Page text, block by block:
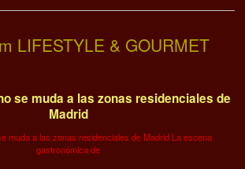
LIFESTYLE & GOURMET
se muda a las zonas residenciales de
Madrid
muda a las zonas residenciales de Madrid La escena
gastronómica de